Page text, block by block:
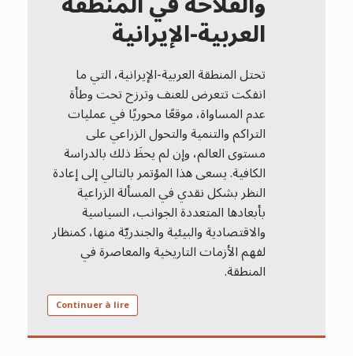
العربية-الإيرانية
تحتل المنطقة العربية-الإيرانية، التي ما
انفكت تتعرض للعنف وترزح تحت وطأة
عدم المساواة، موقعًا محوريًا في عمليات
التراكم والتنمية والتحول الزراعي على
مستوى العالم، وإن لم يحظَ ذلك بالدراسة
الكافية. يسعى هذا المؤتمر بالتالي إلى إعادة
النظر بشكل نقدي في المسألة الزراعية
بأبعادها المتعددة الجوانب، السياسية
والاقتصادية والبيئية والجندريّة منها، كمنظار
لفهم الأزمات التاريخية والمعاصرة في
المنطقة.
Continuer à lire